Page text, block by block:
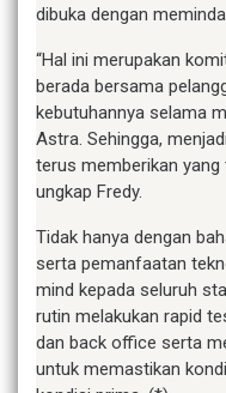
dibuka dengan
“Hal ini merupakan
berada bersama
kebutuhannya selama
Astra. Sehingga,
terus memberikan yang
ungkap Fredy.
Tidak hanya dengan
serta pemanfaatan
mind kepada seluruh
rutin melakukan rapid
dan back office serta
untuk memastikan